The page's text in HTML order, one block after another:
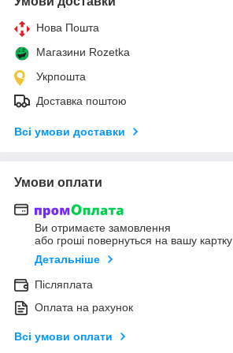
Нова Пошта
Магазини Rozetka
Укрпошта
Доставка поштою
Всі умови доставки
Умови оплати
Ви отримаєте замовлення
або гроші повернуться на вашу картку
Детальніше
Післяплата
Оплата на рахунок
Всі умови оплати